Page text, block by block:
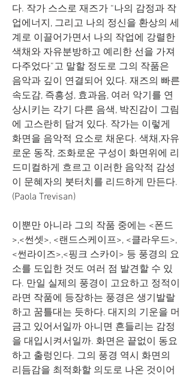
다. 작가 스스로 재즈가 “나의 감정과 작
업에너지, 그리고 나의 정신을 환상의 세
계로 이끌어가면서 나의 작업에 강렬한
색채와 자유분방하고 예리한 선을 가져
다주었다”고 말할 정도로 그의 작품은
음악과 깊이 연결되어 있다. 재즈의 빠른
속도감, 즉흥성, 효과음, 여러 악기를 연
상시키는 각기 다른 음색, 박진감이 그림
에 고스란히 담겨 있다. 작가는 이렇게
화면을 음악적 요소로 채운다. 색채,자유
로운 동작, 조화로운 구성이 화면위에 리
드미컬하게 흐르고 이러한 음악적 감성
이 문혜자의 붓터치를 리드하게 만든다.
(Paola Trevisan)
이뿐만 아니라 그의 작품 중에는 <폰드
>,<썬셋>, <랜드스케이프>, <클라우드>,
<썬라이즈>,<핑크 스카이> 등 풍경의 요
소를 도입한 것도 여러 점 발견할 수 있
다. 만일 실제의 풍경이 고요하고 정적이
라면 작품에 등장하는 풍경은 생기발랄
하고 꿈틀대는 듯하다. 대지의 기운을 머
금고 있어서일까 아니면 흔들리는 감정
을 대입시켜서일까. 화면은 끝없이 동요
하고 출렁인다. 그의 풍경 역시 화면의
리듬감을 최적화할 의도로 나온 것이어